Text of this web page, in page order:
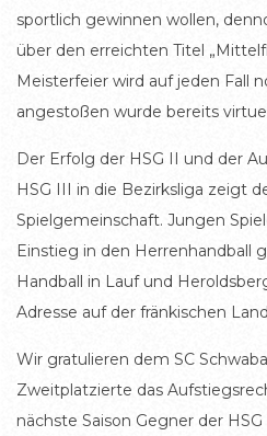
sportlich gewinnen wollen,
über den erreichten Titel
Meisterfeier wird auf jeden Fall
angestoßen wurde bereits
Der Erfolg der HSG II und der
HSG III in die Bezirksliga zeigt
Spielgemeinschaft. Jungen
Einstieg in den Herrenhandball
Handball in Lauf und
Adresse auf der fränkischen
Wir gratulieren dem SC
Zweitplatzierte das
nächste Saison Gegner der